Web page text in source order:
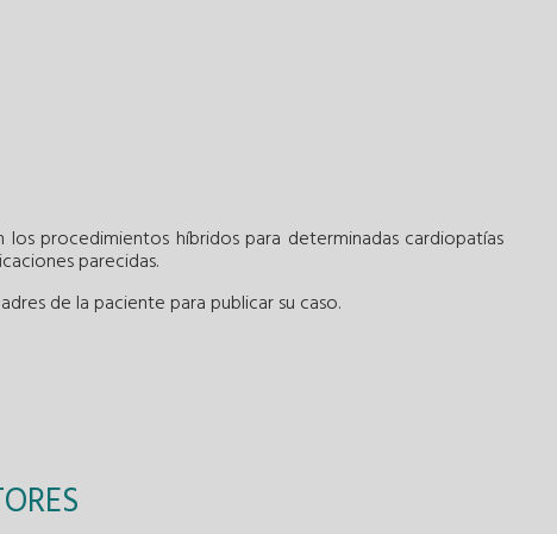
procedimientos híbridos para determinadas cardiopatías
parecidas.
de la paciente para publicar su caso.